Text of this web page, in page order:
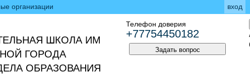
организации вход
ШКОЛА ИМ
ГОРОДА
ОБРАЗОВАНИЯ
Телефон доверия
+77754450182
Задать вопрос